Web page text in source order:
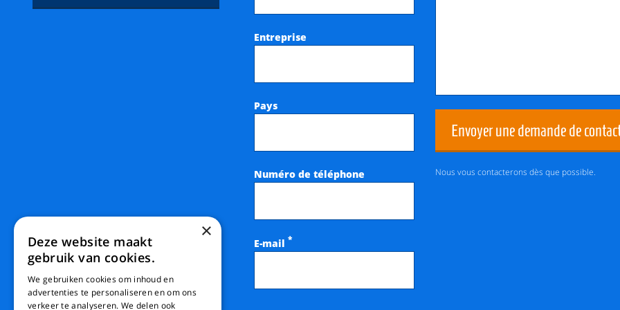
Entreprise
Pays
Numéro de téléphone
E-mail *
Envoyer une demande de
Nous vous contacterons dès que possible.
×
Deze website maakt
gebruik van cookies.
We gebruiken cookies om inhoud en
advertenties te personaliseren en om ons
verkeer te analyseren. We delen ook